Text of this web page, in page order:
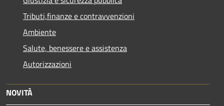
Tributi,finanze e contravvenzioni
Ambiente
Salute, benessere e assistenza
Autorizzazioni
NOVITÀ